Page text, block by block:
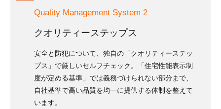
Quality Management System 2
クオリティーステップス
安全と防犯について、独自の「クオリティーステッ
プス」で厳しいセルフチェック。「住宅性能表示制
度が定める基準」では義務づけられない部分まで、
自社基準で高い品質を均一に提供する体制を整えて
います。